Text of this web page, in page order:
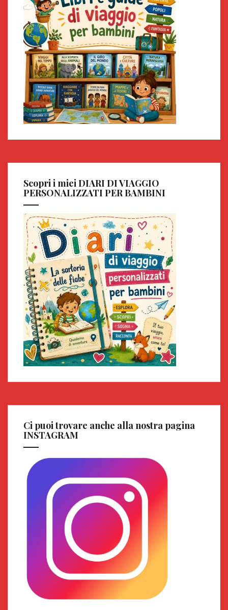
Scopri i miei DIARI DI VIAGGIO
PERSONALIZZATI PER BAMBINI
Ci puoi trovare anche alla nostra pagina
INSTAGRAM